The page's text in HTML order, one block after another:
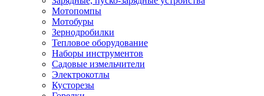
Мотопомпы
Мотобуры
Зернодробилки
Тепловое оборудование
Наборы инструментов
Садовые измельчители
Электрокотлы
Кусторезы